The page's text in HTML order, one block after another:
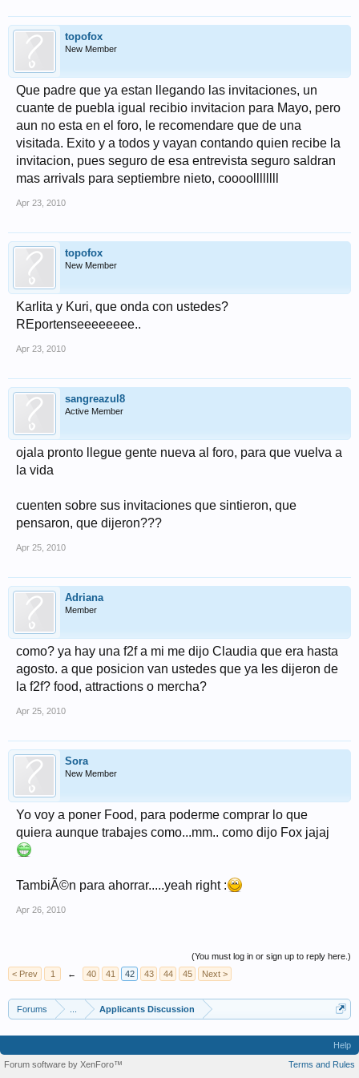
topofox
New Member
Que padre que ya estan llegando las invitaciones, un
cuante de puebla igual recibio invitacion para Mayo, pero
aun no esta en el foro, le recomendare que de una
visitada. Exito y a todos y vayan contando quien recibe la
invitacion, pues seguro de esa entrevista seguro saldran
mas arrivals para septiembre nieto, coooollllllll
Apr 23, 2010
topofox
New Member
Karlita y Kuri, que onda con ustedes?
REportenseeeeeeee..
Apr 23, 2010
sangreazul8
Active Member
ojala pronto llegue gente nueva al foro, para que vuelva a
la vida
cuenten sobre sus invitaciones que sintieron, que
pensaron, que dijeron???
Apr 25, 2010
Adriana
Member
como? ya hay una f2f a mi me dijo Claudia que era hasta
agosto. a que posicion van ustedes que ya les dijeron de
la f2f? food, attractions o mercha?
Apr 25, 2010
Sora
New Member
Yo voy a poner Food, para poderme comprar lo que
quiera aunque trabajes como...mm.. como dijo Fox jajaj
TambiÃ©n para ahorrar.....yeah right :
Apr 26, 2010
(You must log in or sign up to reply here.)
< Prev
1 ← 40 41 42 43 44 45 Next >
Forums Applicants Discussion
Help
Terms and Rules
Forum software by XenForo™